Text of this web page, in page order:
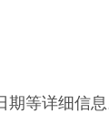
等详细信息